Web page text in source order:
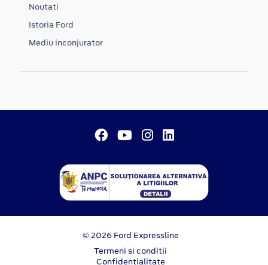
Noutati
Istoria Ford
Mediu inconjurator
© 2026 Ford Expressline
Termeni si conditii
Confidentialitate